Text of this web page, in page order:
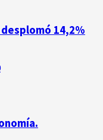
14,2%